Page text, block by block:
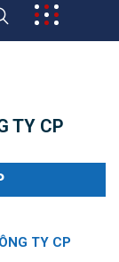
TY CP
TY CP